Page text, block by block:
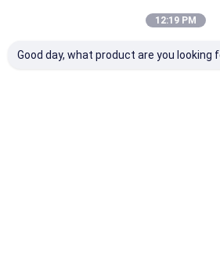
12:19 PM
Good day, what product are you looking